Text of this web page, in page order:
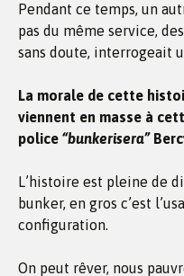
Pendant ce temps, un
pas du même service,
sans doute, interrogeait
La morale de cette
viennent en masse à
police “bunkerisera”
L’histoire est pleine de
bunker, en gros c’est
configuration.
On peut rêver, nous